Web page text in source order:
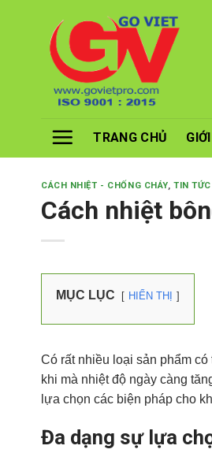
TRANG CHỦ
CÁCH NHIỆT - CHỐNG CHÁY,TIN TỨC
Cách nhiệt
MỤC LỤC HIỂN THỊ
Có rất nhiều loại sản phẩm
khi mà nhiệt độ ngày càng
lựa chọn các biện pháp cho
Đa dạng sự lựa